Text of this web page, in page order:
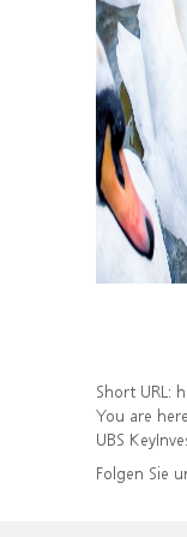
Short URL:
You are
UBS
Folgen Sie